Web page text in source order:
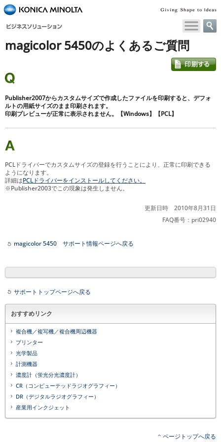
ペ
ー
内
用
の
リ
ン
ク
で
へ
移
動
magicolor 5450のよくあるご質問
Publisher2007からカスタムサイズで作成したファイルを印刷すると、デフォ
ルトの用紙サイズのまま印刷されます。
印刷プレビューが正常に表示されません。【Windows】【PCL】
PCLドライバーでカスタムサイズの登録を行うことにより、正常に印刷できる
ようになります。
詳細はPCLドライバーをインストールしてください。
※Publisher2003でこの現象は発生しません。
更新日時 2010年8月31日
FAQ番号：pri02940
magicolor 5450 サポート情報ページへ戻る
サポートトップページへ戻る
おすすめリンク
複合機／複写機／複合機周辺機器
プリンター
光学製品
計測機器
濃度計（蛍光分光濃度計）
CR（コンピューテッドラジオグラフィー）
DR（デジタルラジオグラフィー）
産業用インクジェット
ページトップへ戻る